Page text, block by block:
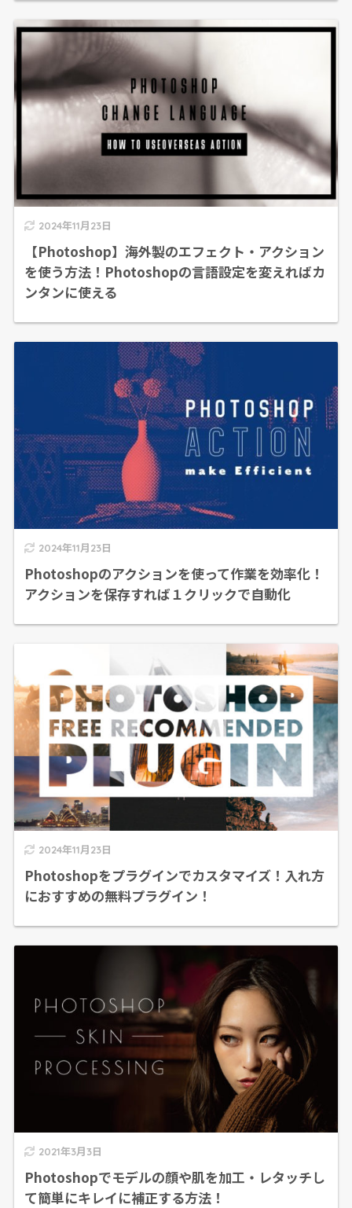
2024年11月23日
【Photoshop】海外製のエフェクト・アクション
を使う方法！Photoshopの言語設定を変えればカ
ンタンに使える
2024年11月23日
Photoshopのアクションを使って作業を効率化！
アクションを保存すれば１クリックで自動化
2024年11月23日
Photoshopをプラグインでカスタマイズ！入れ方
におすすめの無料プラグイン！
2021年3月3日
Photoshopでモデルの顔や肌を加工・レタッチし
て簡単にキレイに補正する方法！